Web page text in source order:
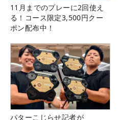
11月までのプレーに2回使え
る！コース限定3,500円クー
ポン配布中！
パターこじらせ記者が